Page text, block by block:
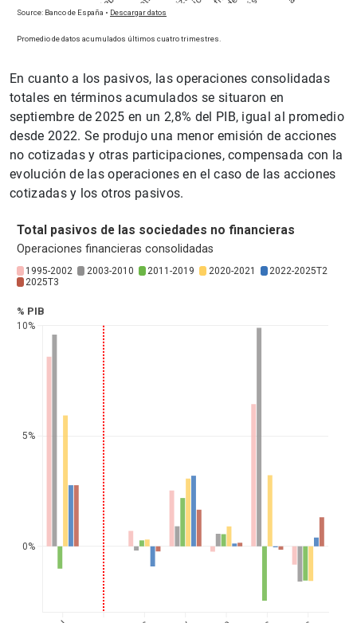
En cuanto a los pasivos, las operaciones consolidadas
totales en términos acumulados se situaron en
septiembre de 2025 en un 2,8% del PIB, igual al promedio
desde 2022. Se produjo una menor emisión de acciones
no cotizadas y otras participaciones, compensada con la
evolución de las operaciones en el caso de las acciones
cotizadas y los otros pasivos.